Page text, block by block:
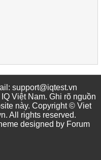
support@iqtest.vn
Việt Nam. Ghi rõ nguồn
này. Copyright © Viet
. All rights reserved.
designed by Forum